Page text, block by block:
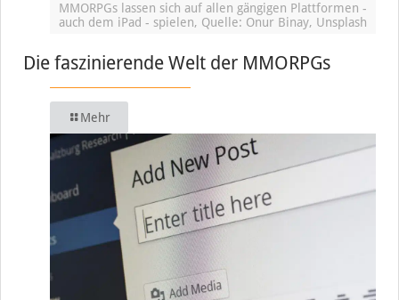
MMORPGs lassen sich auf allen gängigen Plattformen -
auch dem iPad - spielen, Quelle: Onur Binay, Unsplash
Die faszinierende Welt der MMORPGs
Mehr